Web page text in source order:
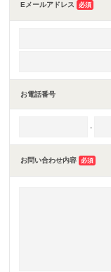
Eメールアドレス 必須
お電話番号
-
お問い合わせ内容 必須